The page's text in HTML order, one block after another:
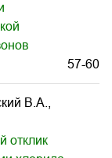
57-60
В.А.,
отклик